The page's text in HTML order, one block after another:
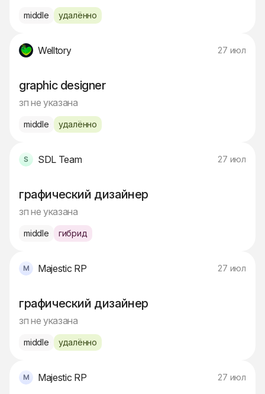
middle удалённо
Welltory 27 июл
graphic designer
зп не указана
middle удалённо
SDL Team 27 июл
графический дизайнер
зп не указана
middle гибрид
Majestic RP 27 июл
графический дизайнер
зп не указана
middle удалённо
Majestic RP 27 июл